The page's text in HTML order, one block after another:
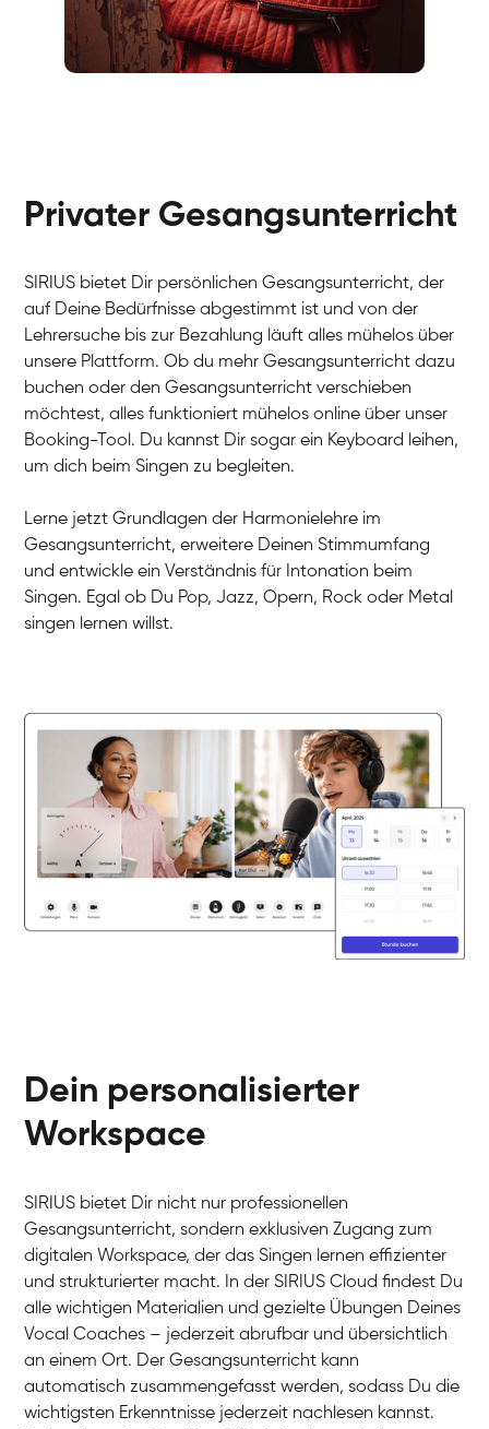
Gesang / Vocal
Anna
Gesang / Vocal
Gesang / Vocal
Gesang / Vocal
Gesang / Vocal
Gesang / Vocal
Gesang / Vocal
Gesang / Vocal
Gesang / Vocal
Gesang / Vocal
Gesang / Vocal
Gesang / Vocal
Privater Gesangsunterricht
SIRIUS bietet Dir persönlichen Gesangsunterricht, der
auf Deine Bedürfnisse abgestimmt ist und von der
Lehrersuche bis zur Bezahlung läuft alles mühelos über
unsere Plattform. Ob du mehr Gesangsunterricht dazu
buchen oder den Gesangsunterricht verschieben
möchtest, alles funktioniert mühelos online über unser
Booking-Tool. Du kannst Dir sogar ein Keyboard leihen,
um dich beim Singen zu begleiten.
Lerne jetzt Grundlagen der Harmonielehre im
Gesangsunterricht, erweitere Deinen Stimmumfang
und entwickle ein Verständnis für Intonation beim
Singen. Egal ob Du Pop, Jazz, Opern, Rock oder Metal
singen lernen willst.
Dein personalisierter
Workspace
SIRIUS bietet Dir nicht nur professionellen
Gesangsunterricht, sondern exklusiven Zugang zum
digitalen Workspace, der das Singen lernen effizienter
und strukturierter macht. In der SIRIUS Cloud findest Du
alle wichtigen Materialien und gezielte Übungen Deines
Vocal Coaches – jederzeit abrufbar und übersichtlich
an einem Ort. Der Gesangsunterricht kann
automatisch zusammengefasst werden, sodass Du die
wichtigsten Erkenntnisse jederzeit nachlesen kannst.